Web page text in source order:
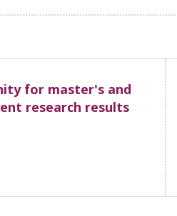
for master's and
research results